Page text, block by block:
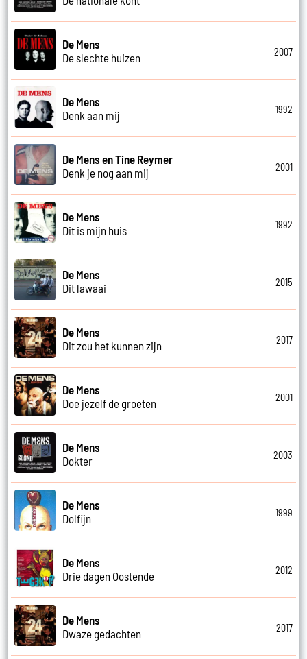
De Mens
De slechte huizen
2007
De Mens
Denk aan mij
1992
De Mens en Tine Reymer
Denk je nog aan mij
2001
De Mens
Dit is mijn huis
1992
De Mens
Dit lawaai
2015
De Mens
Dit zou het kunnen zijn
2017
De Mens
Doe jezelf de groeten
2001
De Mens
Dokter
2003
De Mens
Dolfijn
1999
De Mens
Drie dagen Oostende
2012
De Mens
Dwaze gedachten
2017